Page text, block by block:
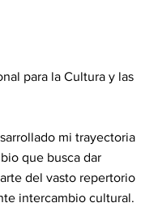
para la Cultura y las
mi trayectoria
que busca dar
del vasto repertorio
intercambio cultural.